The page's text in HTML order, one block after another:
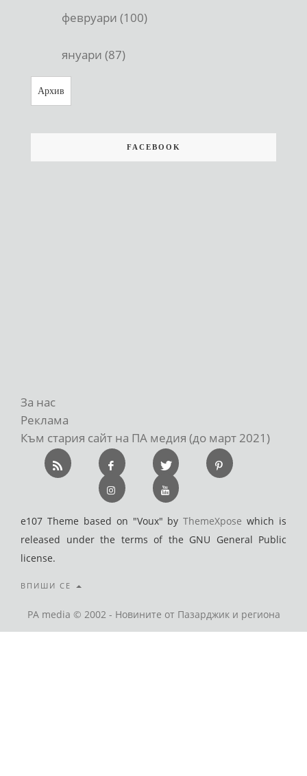
февруари (100)
януари (87)
Архив
FACEBOOK
За нас
Реклама
Към стария сайт на ПА медия (до март 2021)
e107 Theme based on "Voux" byThemeXpose which is
released under the terms of the GNU General Public
license.
ВПИШИ СЕ
PA media © 2002 - Новините от Пазарджик и региона